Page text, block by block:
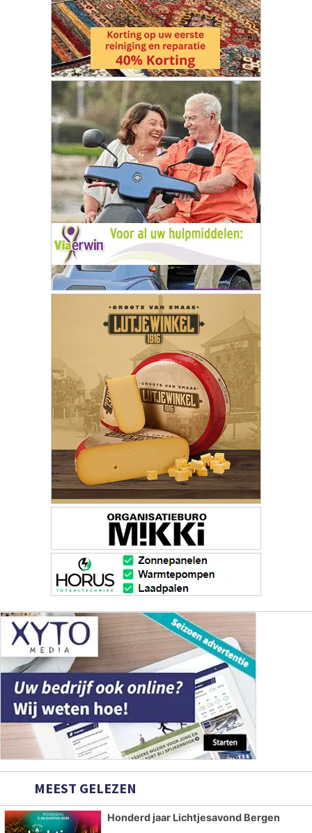
MEEST GELEZEN
Honderd jaar Lichtjesavond Bergen